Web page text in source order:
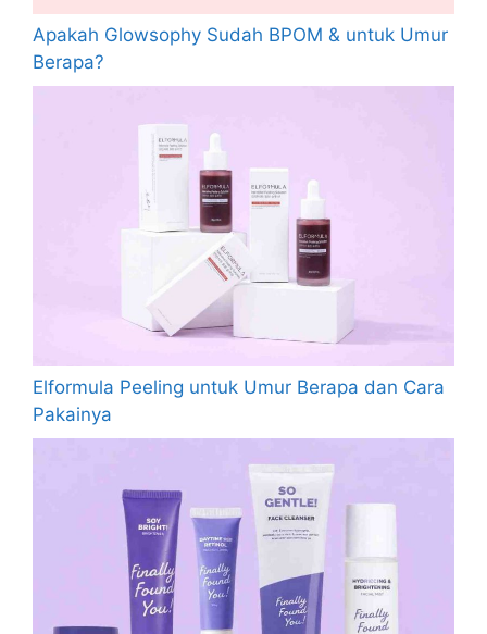
Apakah Glowsophy Sudah BPOM & untuk Umur
Berapa?
Elformula Peeling untuk Umur Berapa dan Cara
Pakainya